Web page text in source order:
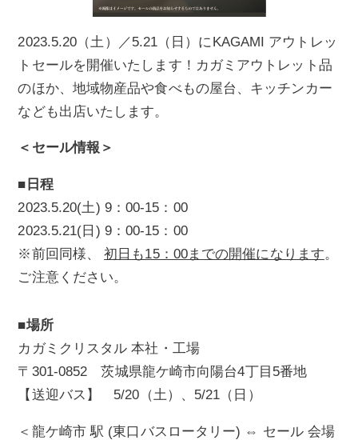
2023.5.20（土）／5.21（日）にKAGAMI アウトレッ
トセールを開催いたします！カガミアウトレット品
のほか、地域物産品や食べもの屋台、キッチンカー
なども出店いたします。
＜セール情報＞
■日程
2023.5.20(土) 9：00-15：00
2023.5.21(日) 9：00-15：00
※前回同様、初日も15：00までの開催になります。
ご注意ください。
■場所
カガミクリスタル 本社・工場
〒301-0852 茨城県龍ケ崎市向陽台4丁目5番地
【送迎バス】 5/20（土）、5/21（日）
＜龍ケ崎市 駅 (東口バスロータリー) ⇔ セール 会場